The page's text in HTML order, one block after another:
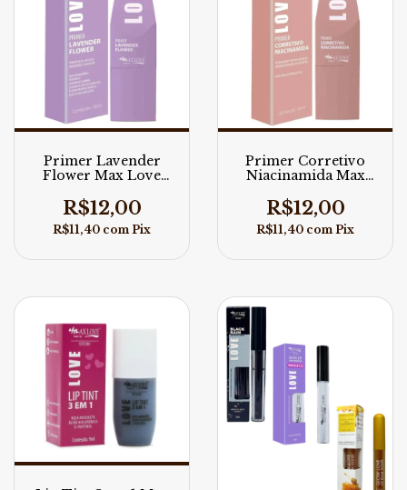
Primer Lavender
Flower Max Love
R$12,00
R$11,40 com Pix
Primer Corretivo
Niacinamida Max
R$12,00
R$11,40 com Pix